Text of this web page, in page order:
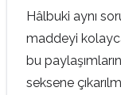
Hâlbuki aynı
maddeyi
bu
seksene